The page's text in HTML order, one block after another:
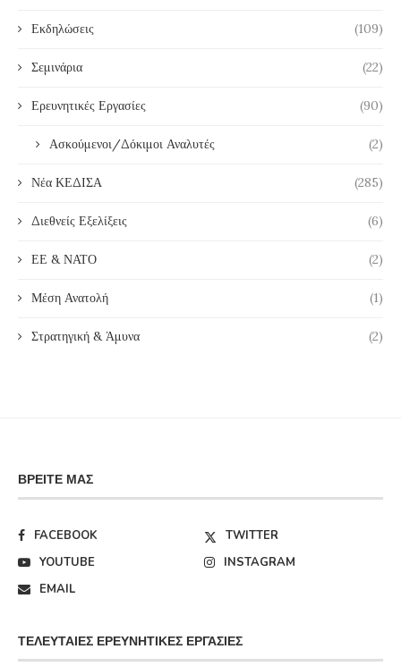
Εκδηλώσεις (109)
Σεμινάρια (22)
Ερευνητικές Εργασίες (90)
Ασκούμενοι/Δόκιμοι Αναλυτές (2)
Νέα ΚΕΔΙΣΑ (285)
Διεθνείς Εξελίξεις (6)
ΕΕ & ΝΑΤΟ (2)
Μέση Ανατολή (1)
Στρατηγική & Άμυνα (2)
ΒΡΕΊΤΕ ΜΑΣ
FACEBOOK
TWITTER
YOUTUBE
INSTAGRAM
EMAIL
ΤΕΛΕΥΤΑΊΕΣ ΕΡΕΥΝΗΤΙΚΈΣ ΕΡΓΑΣΊΕΣ